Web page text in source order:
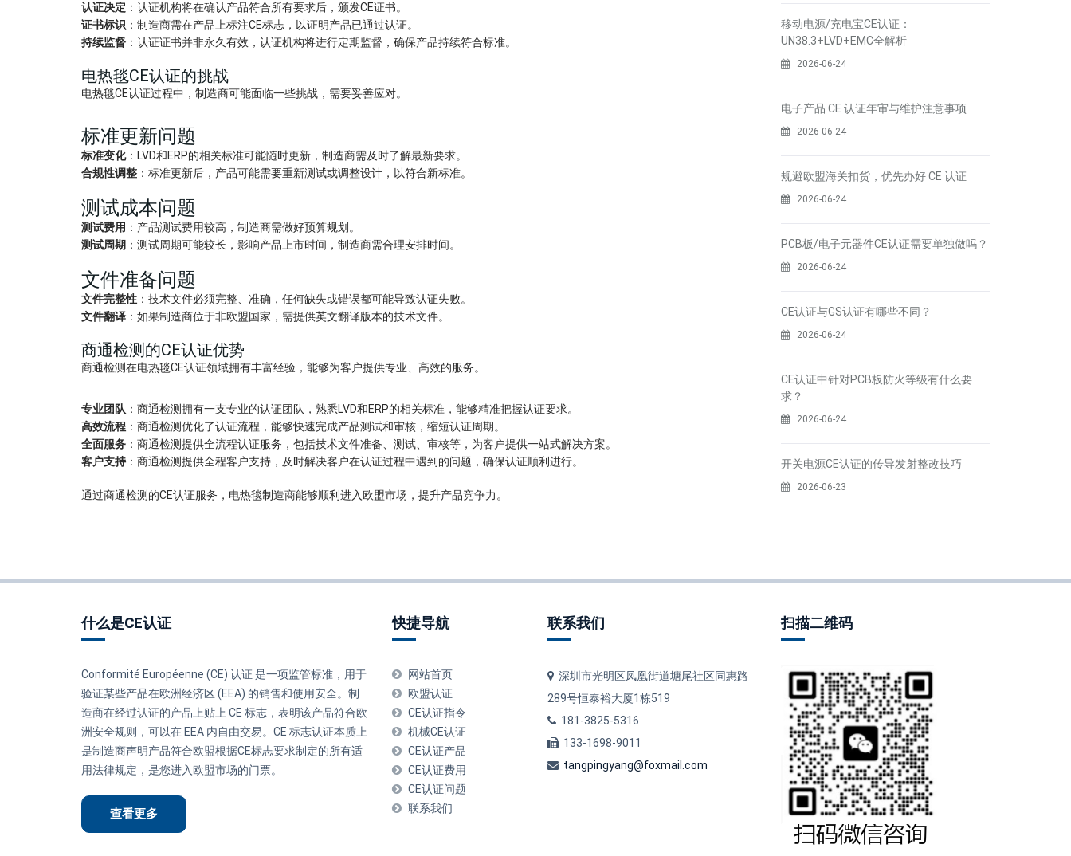
认证决定 ：认证机构将在确认产品符合所有要求后，颁发CE证书。
证书标识 ：制造商需在产品上标注CE标志，以证明产品已通过认证。
持续监督 ：认证证书并非永久有效，认证机构将进行定期监督，确保产品持续符合标准。
电热毯CE认证的挑战
电热毯CE认证过程中，制造商可能面临一些挑战，需要妥善应对。
标准更新问题
标准变化：LVD和ERP的相关标准可能随时更新，制造商需及时了解最新要求。
合规性调整 ：标准更新后，产品可能需要重新测试或调整设计，以符合新标准。
测试成本问题
测试费用 ：产品测试费用较高，制造商需做好预算规划。
测试周期 ：测试周期可能较长，影响产品上市时间，制造商需合理安排时间。
文件准备问题
文件完整性 ：技术文件必须完整、准确，任何缺失或错误都可能导致认证失败。
文件翻译 ：如果制造商位于非欧盟国家，需提供英文翻译版本的技术文件。
商通检测的CE认证优势
商通检测在电热毯CE认证领域拥有丰富经验，能够为客户提供专业、高效的服务。
专业团队 ：商通检测拥有一支专业的认证团队，熟悉LVD和ERP的相关标准，能够精准把握认证要求。
高效流程 ：商通检测优化了认证流程，能够快速完成产品测试和审核，缩短认证周期。
全面服务 ：商通检测提供全流程认证服务，包括技术文件准备、测试、审核等，为客户提供一站式解决方案。
客户支持 ：商通检测提供全程客户支持，及时解决客户在认证过程中遇到的问题，确保认证顺利进行。
通过商通检测的CE认证服务，电热毯制造商能够顺利进入欧盟市场，提升产品竞争力。
移动电源/充电宝CE认证：
UN38.3+LVD+EMC全解析
2026-06-24
电子产品 CE 认证年审与维护注意事项
2026-06-24
规避欧盟海关扣货，优先办好 CE 认证
2026-06-24
PCB板/电子元器件CE认证需要单独做吗？
2026-06-24
CE认证与GS认证有哪些不同？
2026-06-24
CE认证中针对PCB板防火等级有什么要
求？
2026-06-24
开关电源CE认证的传导发射整改技巧
2026-06-23
什么是CE认证
Conformité Européenne (CE) 认证 是一项监管标准，用于
验证某些产品在欧洲经济区 (EEA) 的销售和使用安全。制
造商在经过认证的产品上贴上 CE 标志，表明该产品符合欧
洲安全规则，可以在 EEA 内自由交易。CE 标志认证本质上
是制造商声明产品符合欧盟根据CE标志要求制定的所有适
用法律规定，是您进入欧盟市场的门票。
查看更多
快捷导航
网站首页
欧盟认证
CE认证指令
机械CE认证
CE认证产品
CE认证费用
CE认证问题
联系我们
联系我们
深圳市光明区凤凰街道塘尾社区同惠路
289号恒泰裕大厦1栋519
181-3825-5316
133-1698-9011
tangpingyang@foxmail.com
扫描二维码